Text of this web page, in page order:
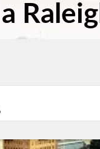
date-aria-label